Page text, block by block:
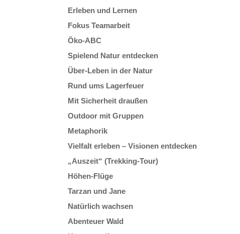
Erleben und Lernen
Fokus Teamarbeit
Öko-ABC
Spielend Natur entdecken
Über-Leben in der Natur
Rund ums Lagerfeuer
Mit Sicherheit draußen
Outdoor mit Gruppen
Metaphorik
Vielfalt erleben – Visionen entdecken
„Auszeit“ (Trekking-Tour)
Höhen-Flüge
Tarzan und Jane
Natürlich wachsen
Abenteuer Wald